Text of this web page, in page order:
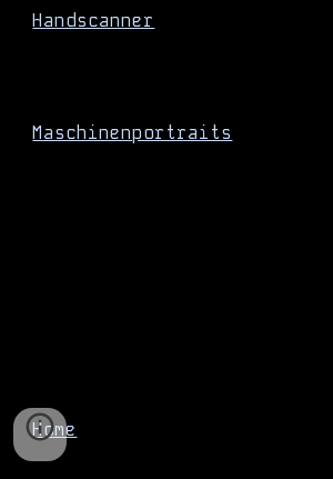
Handscanner
Maschinenportraits
Home